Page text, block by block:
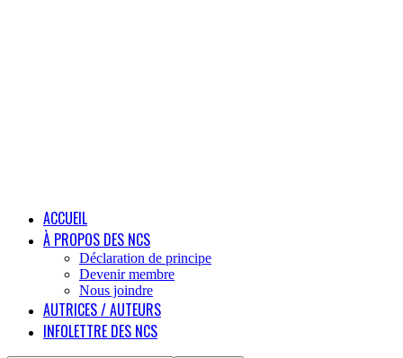
ACCUEIL
À PROPOS DES NCS
Déclaration de principe
Devenir membre
Nous joindre
AUTRICES / AUTEURS
INFOLETTRE DES NCS